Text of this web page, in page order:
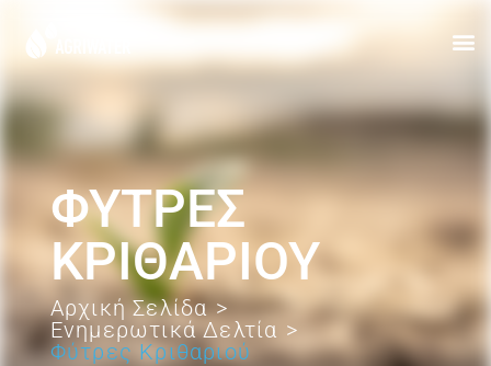
ΦΎΤΡΕΣ
ΚΡΙΘΑΡΙΟΎ
Αρχική Σελίδα >
Ενημερωτικά Δελτία >
Φύτρες Κριθαριού